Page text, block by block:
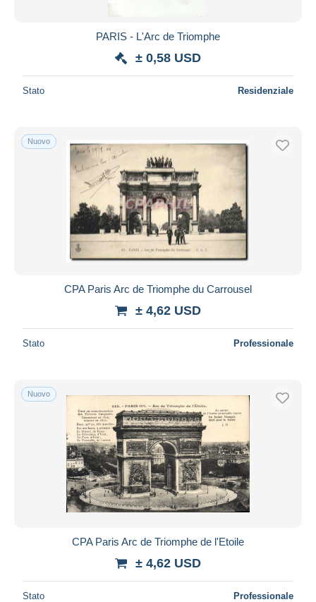
PARIS - L'Arc de Triomphe
± 0,58 USD
Stato Residenziale
Nuovo
CPA Paris Arc de Triomphe du Carrousel
± 4,62 USD
Stato Professionale
Nuovo
CPA Paris Arc de Triomphe de l'Etoile
± 4,62 USD
Stato Professionale